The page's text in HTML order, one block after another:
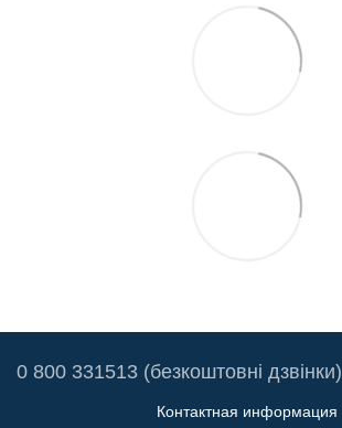
0 800 331513 (безкоштовні дзвінки)
Контактная информация